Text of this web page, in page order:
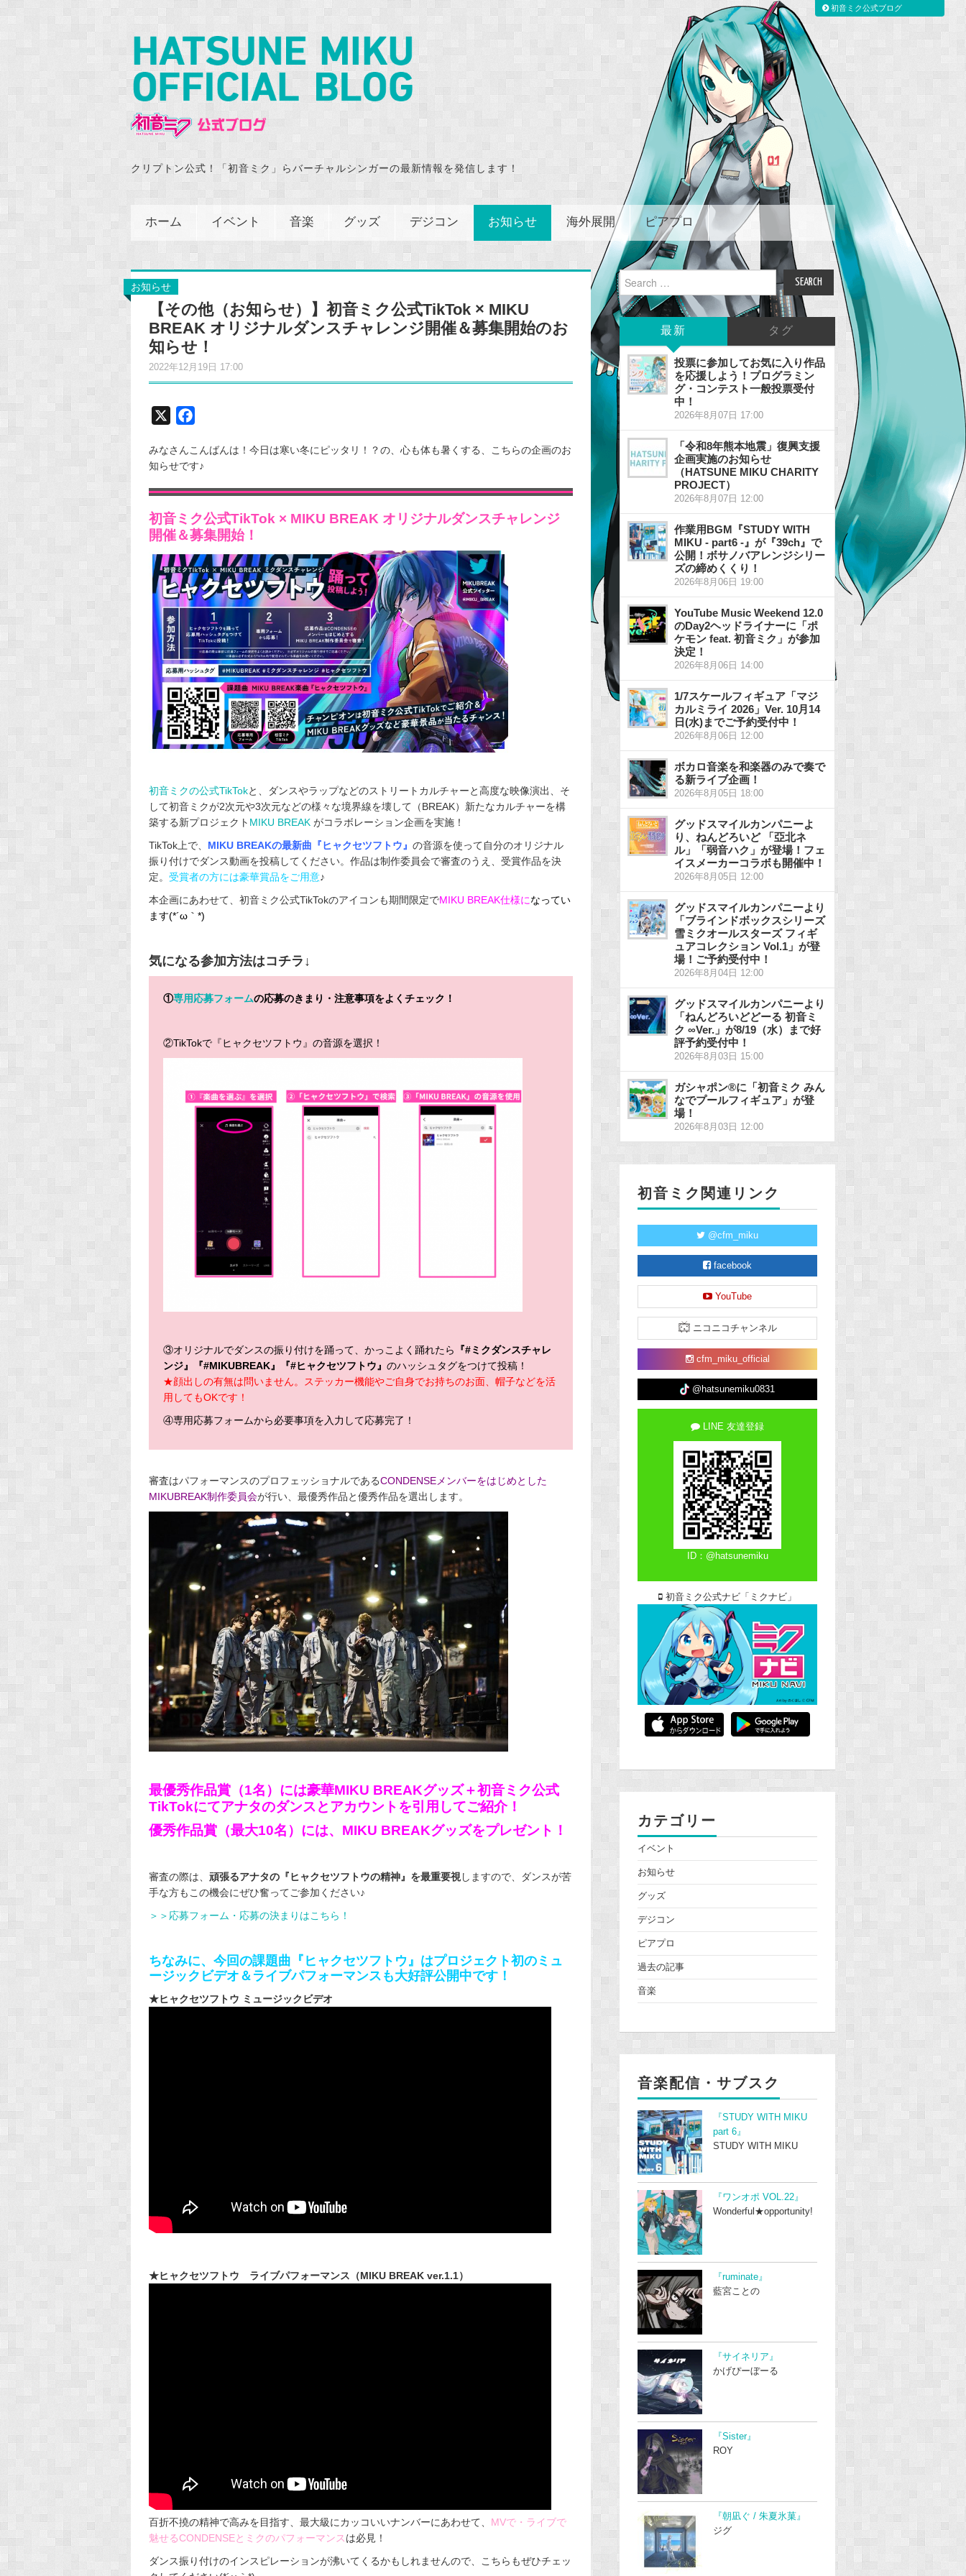
クリプトン公式！「初音ミク」らバーチャルシンガーの最新情報を発信します！
ホーム イベント 音楽 グッズ デジコン お知らせ 海外展開 ピアプロ
お知らせ
【その他（お知らせ）】初音ミク公式TikTok × MIKU
BREAK オリジナルダンスチャレンジ開催＆募集開始のお
知らせ！
2022年12月19日 17:00
c
e
b
o
k
みなさんこんばんは！今日は寒い冬にピッタリ！？の、心も体も暑くする、こちらの企画のお
知らせです♪
初音ミク公式TikTok × MIKU BREAK オリジナルダンスチャレンジ
開催＆募集開始！
初音ミクの公式TikTokと、ダンスやラップなどのストリートカルチャーと高度な映像演出、そ
して初音ミクが2次元や3次元などの様々な境界線を壊して（BREAK）新たなカルチャーを構
築する新プロジェクト MIKU BREAK がコラボレーション企画を実施！
TikTok上で、 MIKU BREAKの最新曲『ヒャクセツフトウ』 の音源を使って自分のオリジナル
振り付けでダンス動画を投稿してください。作品は制作委員会で審査のうえ、受賞作品を決
定。 受賞者の方には豪華賞品をご用意♪
本企画にあわせて、初音ミク公式TikTokのアイコンも期間限定でMIKU BREAK仕様になってい
ます(*´ω｀*)
気になる参加方法はコチラ↓
①専用応募フォームの応募のきまり・注意事項をよくチェック！
②TikTokで『ヒャクセツフトウ』の音源を選択！
③オリジナルでダンスの振り付けを踊って、かっこよく踊れたら
『#ミクダンスチャレ
ンジ』『#MIKUBREAK』『#ヒャクセツフトウ』 のハッシュタグをつけて投稿！
★顔出しの有無は問いません。ステッカー機能やご自身でお持ちのお面、帽子などを活
用してもOKです！
④専用応募フォームから必要事項を入力して応募完了！
審査はパフォーマンスのプロフェッショナルであるCONDENSEメンバーをはじめとした
MIKUBREAK制作委員会が行い、最優秀作品と優秀作品を選出します。
最優秀作品賞（1名）には豪華MIKU BREAKグッズ＋初音ミク公式
TikTokにてアナタのダンスとアカウントを引用してご紹介！
優秀作品賞（最大10名）には、MIKU BREAKグッズをプレゼント！
審査の際は、 頑張るアナタの『ヒャクセツフトウの精神』を最重要視しますので、ダンスが苦
手な方もこの機会にぜひ奮ってご参加ください♪
＞＞応募フォーム・応募の決まりはこちら！
ちなみに、今回の課題曲『ヒャクセツフトウ』はプロジェクト初のミュ
ージックビデオ＆ライブパフォーマンスも大好評公開中です！
★ヒャクセツフトウ ミュージックビデオ
★ヒャクセツフトウ ライブパフォーマンス（MIKU BREAK ver.1.1）
百折不撓の精神で高みを目指す、最大級にカッコいいナンバーにあわせて、 MVで・ライブで
魅せるCONDENSEとミクのパフォーマンスは必見！
ダンス振り付けのインスピレーションが沸いてくるかもしれませんので、こちらもぜひチェッ
Search
for:
最新 タグ
投票に参加してお気に入り作品
を応援しよう！プログラミン
グ・コンテスト一般投票受付
中！
2026年8月07日 17:00
「令和8年熊本地震」復興支援
企画実施のお知らせ
（HATSUNE MIKU CHARITY
PROJECT）
2026年8月07日 12:00
作業用BGM『STUDY WITH
MIKU - part6 -』が『39ch』で
公開！ボサノバアレンジシリー
ズの締めくくり！
2026年8月06日 19:00
YouTube Music Weekend 12.0
のDay2ヘッドライナーに「ポ
ケモン feat. 初音ミク」が参加
決定！
2026年8月06日 14:00
1/7スケールフィギュア「マジ
カルミライ 2026」Ver. 10月14
日(水)までご予約受付中！
2026年8月06日 12:00
ボカロ音楽を和楽器のみで奏で
る新ライブ企画！
2026年8月05日 18:00
グッドスマイルカンパニーよ
り、ねんどろいど 「亞北ネ
ル」「弱音ハク」が登場！フェ
イスメーカーコラボも開催中！
2026年8月05日 12:00
グッドスマイルカンパニーより
「ブラインドボックスシリーズ
雪ミクオールスターズ フィギ
ュアコレクション Vol.1」が登
場！ご予約受付中！
2026年8月04日 12:00
グッドスマイルカンパニーより
「ねんどろいどどーる 初音ミ
ク ∞Ver.」が8/19（水）まで好
評予約受付中！
2026年8月03日 15:00
ガシャポン®に「初音ミク みん
なでプールフィギュア」が登
場！
2026年8月03日 12:00
初音ミク関連リンク
@cfm_miku
facebook
YouTube
ニコニコチャンネル
cfm_miku_official
@hatsunemiku0831
LINE 友達登録
ID：@hatsunemiku
初音ミク公式ナビ「ミクナビ」
カテゴリー
イベント
お知らせ
グッズ
デジコン
ピアプロ
過去の記事
音楽
音楽配信・サブスク
『STUDY WITH MIKU
part 6』
STUDY WITH MIKU
『ワンオポ VOL.22』
Wonderful★opportunity!
『ruminate』
藍宮ことの
『サイネリア』
かげぴーぼーる
『Sister』
ROY
『朝凪ぐ / 朱夏氷菓』
ジグ
初音ミク公式ブログ